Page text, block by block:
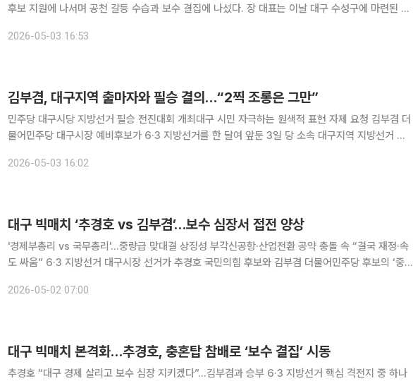
후보 지원에 나서며 공천 갈등 수습과 보수 결집에 나섰다. 장 대표는 이날 대구 수성구에 마련된 추
대표로서 죄송하다”며 “모든 책임은 당대표에게 있다”고 밝혔다
2026-05-03 16:53
김부겸, 대구지역 출마자와 필승 결의…“2찍 조롱은 그만”
민주당 대구시당 지방선거 필승 전진대회 개최대구 시민 자극하는 원색적 표현 자제 요청 김부겸 더
불어민주당 대구시장 예비후보가 6·3 지방선거를 한 달여 앞둔 3일 당 소속 대구지역 지방선거 출
당 대구시당 지방선거 필승 전진대회에 참석해 지방선거 출마자들과 함께
2026-05-03 16:02
대구 빅매치 ‘추경호 vs 김부겸’…보수 심장서 접전 양상
'경제부총리 vs 국무총리'…중량급 맞대결 상징성 부각신공항·산업전환 공약 충돌 속 “결국 재정·속
도 싸움” 6·3 지방선거 대구시장 선거가 추경호 국민의힘 후보와 김부겸 더불어민주당 후보의 ‘중
출신 간 대결이라는 점에서 지역 선거를 넘어 전국 정치 지형의 바로
2026-05-02 07:00
대구 빅매치 본격화…추경호, 충혼탑 참배로 ‘보수 결집’ 시동
추경호 “대구 경제 살리고 보수 심장 지키겠다”…김부겸과 승부 6·3 지방선거 핵심 격전지 중 하나